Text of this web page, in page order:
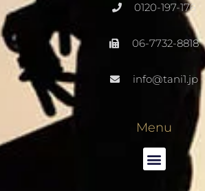
0120-197-176
06-7732-8818
info@tani1.jp
Menu